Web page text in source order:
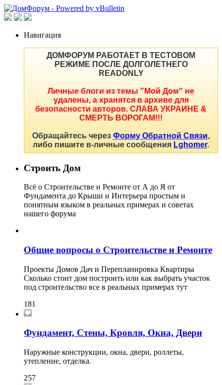
Навигация
ДОМФОРУМ РАБОТАЕТ В ТЕСТОВОМ
РЕЖИМЕ ПОСЛЕ ДОЛГОЛЕТНЕГО
READONLY
Личные блоги из темы "Мой Дом" не
удалены, а хранятся в архиве для
безопасности авторов. СЛАВА УКРАИНЕ &
СМЕРТЬ ВОРОГАМ!!!
Обращайтесь через Форму Обратной Связи,
либо пишите в-личные сообщения Lghomer.
Строить Дом
Всё о Строительстве и Ремонте от А до Я от
Фундамента до Крыши и Интерьера простым и
понятным языком в реальных примерах и советах
нашего форума
Общие вопросы о Строительстве и Ремонте
Проекты Домов Дач и Перепланировка Квартиры
Сколько стоит дом построить или как выбрать участок
под строительство все в реальных примерах тут
181
Фундамент, Стены, Кровля, Окна, Двери
Наружные конструкции, окна, двери, роллеты,
утепление, отделка.
257